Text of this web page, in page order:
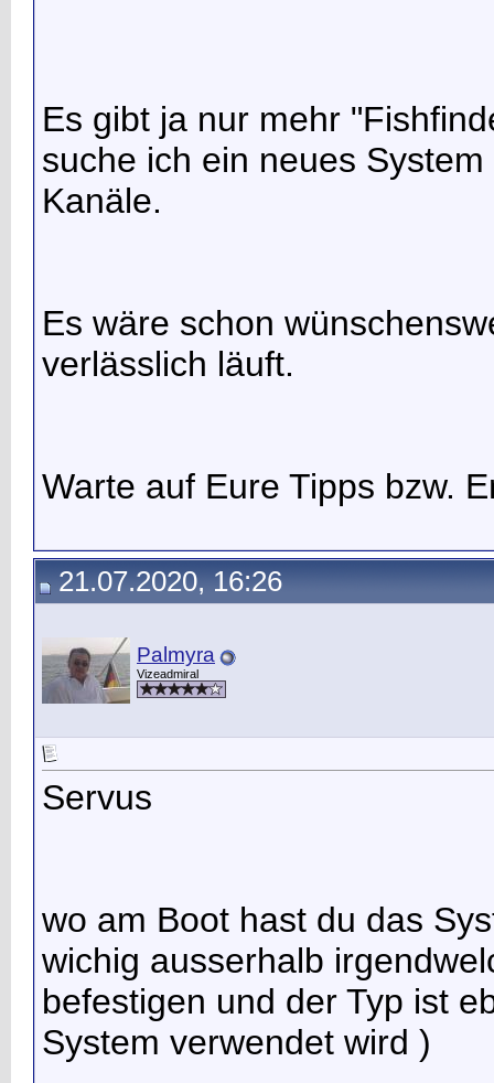
Es gibt ja nur mehr
suche ich ein neues
Kanäle.
Es wäre schon
verlässlich läuft.
Warte auf Eure Tipps bzw.
21.07.2020, 16:26
Palmyra
Vizeadmiral
Servus
wo am Boot hast du das
wichig ausserhalb
befestigen und der Typ ist
System verwendet wird )